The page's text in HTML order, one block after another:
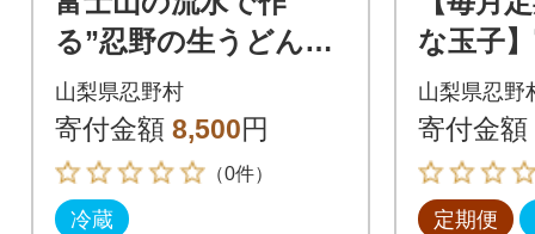
る”忍野の生うどん”5
個箱入り
山梨県忍野村
寄付金額 8,500円
（0件）
冷蔵
な玉子
忍野の
のピン
回
山梨県忍野
寄付金額
定期便